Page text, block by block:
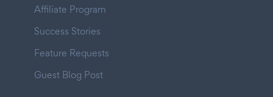
Affiliate Program
Success Stories
Feature Requests
Guest Blog Post